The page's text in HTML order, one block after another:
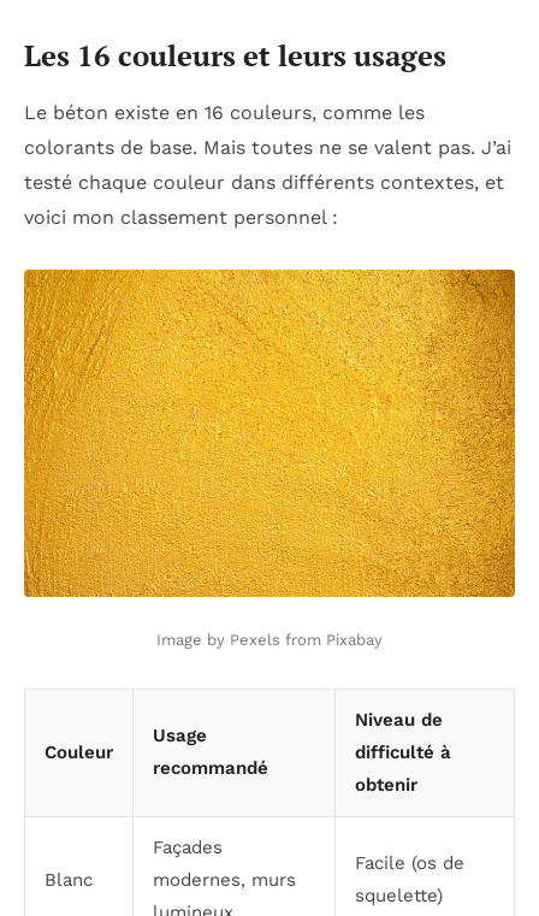
Les 16 couleurs et leurs usages
Le béton existe en 16 couleurs, comme les
colorants de base. Mais toutes ne se valent pas. J’ai
testé chaque couleur dans différents contextes, et
voici mon classement personnel :
Image by Pexels from Pixabay
Couleur
Usage
recommandé
Niveau de
difficulté à
obtenir
Blanc
Façades
modernes, murs
Facile (os de
squelette)